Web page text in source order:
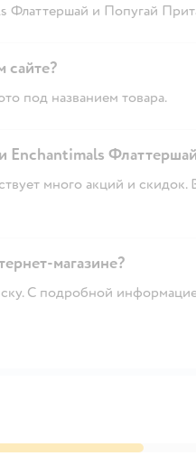
Флаттершай и Попугай
сайте?
под названием товара.
Enchantimals
много акций и
магазине?
С подробной